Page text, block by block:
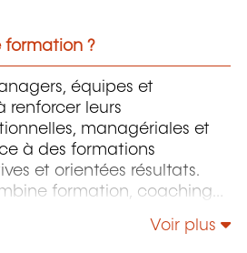
formation ?
équipes et
renforcer leurs
managériales et
à des formations
et orientées résultats.
formation, coaching
Voir plus